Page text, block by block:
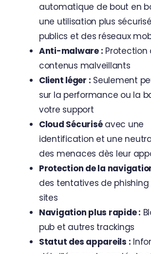
automatique de bout en
une utilisation plus
publics et des réseaux
Anti-malware : Protection
contenus malveillants
Client léger : Seulement
sur la performance ou la
votre support
Cloud Sécuriséavec une
identification et une
des menaces dès leur
Protection de la
des tentatives de
sites
Navigation plus rapide :
pub et autres trackings
Statut des appareils :